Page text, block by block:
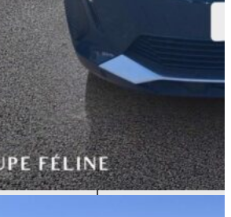
rechargeable :
Electrique